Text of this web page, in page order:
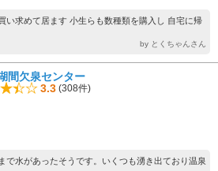
い求めて居ます 小生らも数種類を購入し 自宅に帰
by とくちゃんさん
間欠泉センター
3.3 (308件)
で水があったそうです。いくつも湧き出ており温泉